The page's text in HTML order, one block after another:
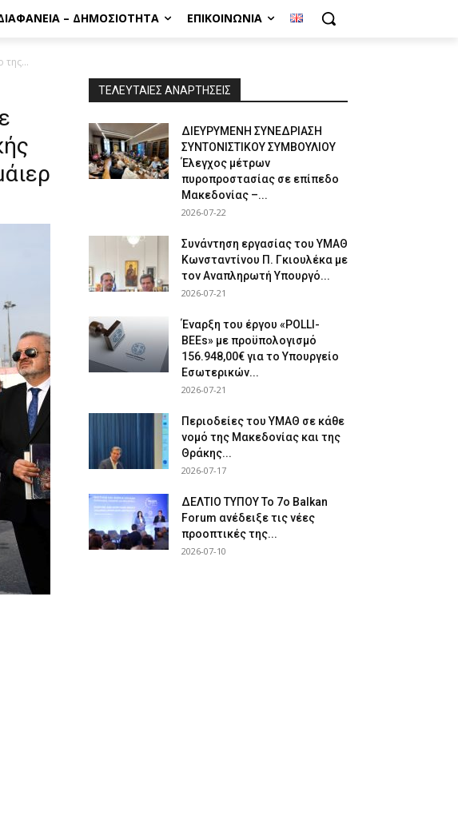
– ΔΗΜΟΣΙΌΤΗΤΑ ΕΠΙΚΟΙΝΩΝΊΑ
της...
ΤΕΛΕΥΤΑΙΕΣ ΑΝΑΡΤΗΣΕΙΣ
ΔΙΕΥΡΥΜΕΝΗ ΣΥΝΕΔΡΙΑΣΗ
ΣΥΝΤΟΝΙΣΤΙΚΟΥ ΣΥΜΒΟΥΛΙΟΥ
Έλεγχος μέτρων
πυροπροστασίας σε επίπεδο
Μακεδονίας –...
2026-07-22
Συνάντηση εργασίας του ΥΜΑΘ
Κωνσταντίνου Π. Γκιουλέκα με
τον Αναπληρωτή Υπουργό...
2026-07-21
Έναρξη του έργου «POLLI-
BEEs» με προϋπολογισμό
156.948,00€ για το Υπουργείο
Εσωτερικών...
2026-07-21
Περιοδείες του ΥΜΑΘ σε κάθε
νομό της Μακεδονίας και της
Θράκης...
2026-07-17
ΔΕΛΤΙΟ ΤΥΠΟΥ Το 7ο Balkan
Forum ανέδειξε τις νέες
προοπτικές της...
2026-07-10